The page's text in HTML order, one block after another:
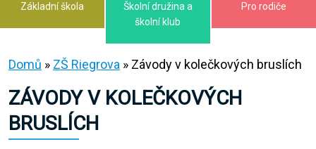
Základní škola
Školní družina a
školní klub
Pro rodiče
Domů » ZŠ Riegrova » Závody v kolečkových bruslích
ZÁVODY V KOLEČKOVÝCH
BRUSLÍCH